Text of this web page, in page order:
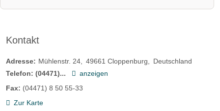
Kontakt
Adresse: Mühlenstr. 24 49661 Cloppenburg
Deutschland
Telefon: (04471)...
anzeigen
Fax: (04471) 8 50 55-33
Zur Karte